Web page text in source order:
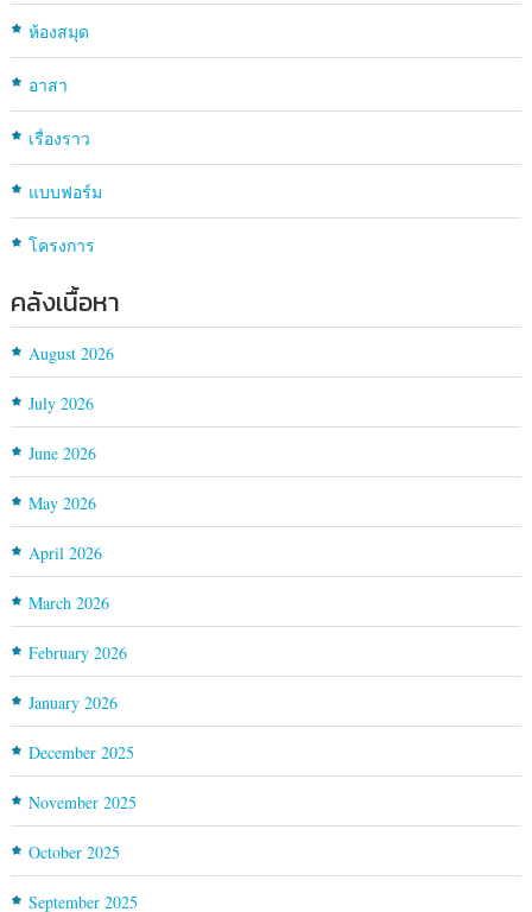
ห้องสมุด
อาสา
เรื่องราว
แบบฟอร์ม
โครงการ
คลังเนื้อหา
August 2026
July 2026
June 2026
May 2026
April 2026
March 2026
February 2026
January 2026
December 2025
November 2025
October 2025
September 2025